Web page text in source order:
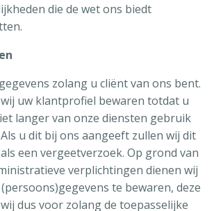
die de wet ons biedt
zolang u cliënt van ons bent.
uw klantprofiel bewaren totdat u
langer van onze diensten gebruik
u dit bij ons aangeeft zullen wij dit
een vergeetverzoek. Op grond van
verplichtingen dienen wij
te bewaren, deze
dus voor zolang de toepasselijke